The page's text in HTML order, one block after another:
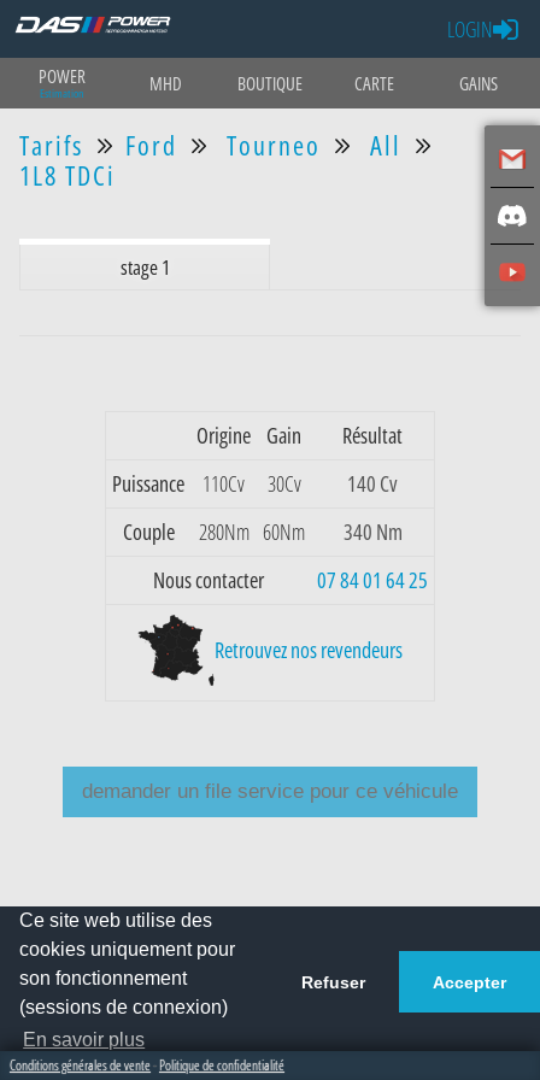
Ce site web utilise des
cookies uniquement pour
son fonctionnement
(sessions de connexion)
En savoir plus
Refuser Accepter
POWER
Estimation MHD BOUTIQUE CARTE GAINS
LOGIN
Tarifs Ford Tourneo
All
1L8 TDCi
stage 1
Origine Gain
Résultat
Puissance
110Cv 30Cv
140 Cv
Couple
280Nm 60Nm
340 Nm
Nous contacter
07 84 01 64 25
Retrouvez nos revendeurs
Conditions générales de vente-Politique de confidentialité